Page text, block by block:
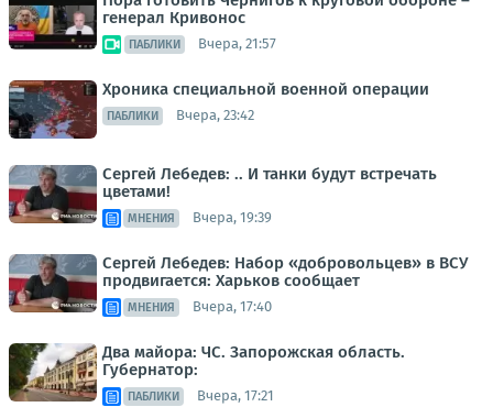
генерал Кривонос
ПАБЛИКИ Вчера, 21:57
Хроника специальной военной операции
ПАБЛИКИ Вчера, 23:42
Сергей Лебедев: .. И танки будут встречать
цветами!
МНЕНИЯ Вчера, 19:39
Сергей Лебедев: Набор «добровольцев» в ВСУ
продвигается: Харьков сообщает
МНЕНИЯ Вчера, 17:40
Два майора: ЧС. Запорожская область.
Губернатор:
ПАБЛИКИ Вчера, 17:21